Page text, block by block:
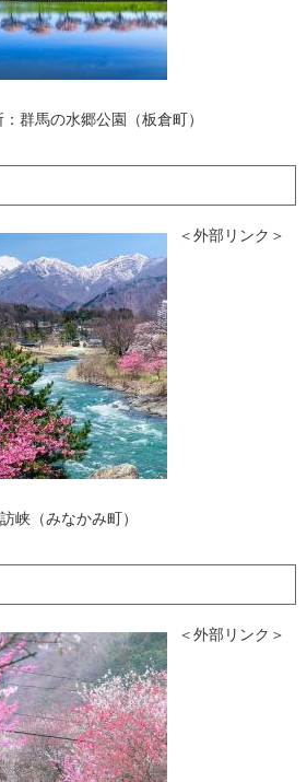
群馬の水郷公園（板倉町）
＜外部リンク＞
峡（みなかみ町）
＜外部リンク＞